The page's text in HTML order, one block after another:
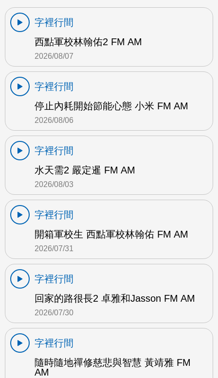
字裡行間
西點軍校林翰佑2 FM AM
2026/08/07
字裡行間
停止內耗開始節能心態 小米 FM AM
2026/08/06
字裡行間
水天需2 嚴定暹 FM AM
2026/08/03
字裡行間
開箱軍校生 西點軍校林翰佑 FM AM
2026/07/31
字裡行間
回家的路很長2 卓雅和Jasson FM AM
2026/07/30
字裡行間
隨時隨地禪修慈悲與智慧 黃靖雅 FM
AM